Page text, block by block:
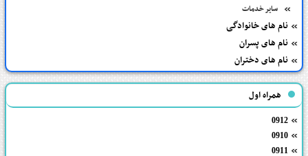
سایر خدمات
نام های خانوادگی
نام های پسران
نام های دختران
همراه اول
0912
0910
0911